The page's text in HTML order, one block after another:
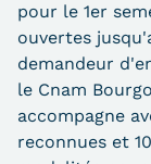
pour le 1er
ouvertes
demandeur
le Cnam
accompagne
reconnues et